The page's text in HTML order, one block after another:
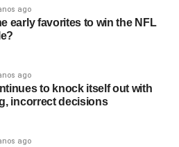
ago
early favorites to win the NFL
ago
to knock itself out with
incorrect decisions
ago